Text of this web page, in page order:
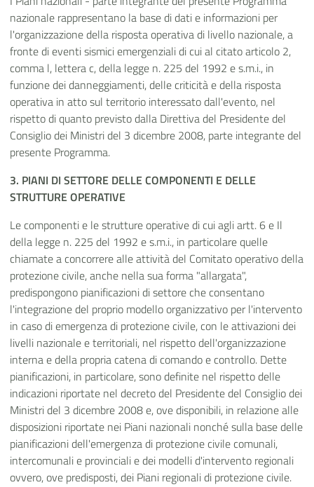
nazionale rappresentano la base di dati e informazioni per
l'organizzazione della risposta operativa di livello nazionale, a
fronte di eventi sismici emergenziali di cui al citato articolo 2,
comma l, lettera c, della legge n. 225 del 1992 e s.m.i., in
funzione dei danneggiamenti, delle criticità e della risposta
operativa in atto sul territorio interessato dall'evento, nel
rispetto di quanto previsto dalla Direttiva del Presidente del
Consiglio dei Ministri del 3 dicembre 2008, parte integrante del
presente Programma.
3. PIANI DI SETTORE DELLE COMPONENTI E DELLE
STRUTTURE OPERATIVE
Le componenti e le strutture operative di cui agli artt. 6 e Il
della legge n. 225 del 1992 e s.m.i., in particolare quelle
chiamate a concorrere alle attività del Comitato operativo della
protezione civile, anche nella sua forma "allargata",
predispongono pianificazioni di settore che consentano
l'integrazione del proprio modello organizzativo per l'intervento
in caso di emergenza di protezione civile, con le attivazioni dei
livelli nazionale e territoriali, nel rispetto dell'organizzazione
interna e della propria catena di comando e controllo. Dette
pianificazioni, in particolare, sono definite nel rispetto delle
indicazioni riportate nel decreto del Presidente del Consiglio dei
Ministri del 3 dicembre 2008 e, ove disponibili, in relazione alle
disposizioni riportate nei Piani nazionali nonché sulla base delle
pianificazioni dell'emergenza di protezione civile comunali,
intercomunali e provinciali e dei modelli d'intervento regionali
ovvero, ove predisposti, dei Piani regionali di protezione civile.